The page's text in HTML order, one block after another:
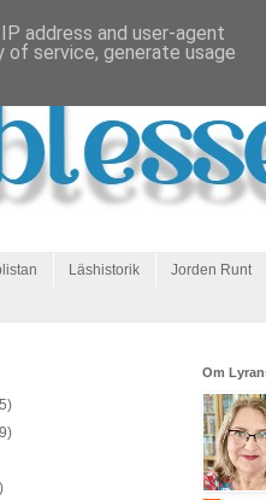
Läshistorik Jorden Runt
Om
address and user-agent
of service, generate usage